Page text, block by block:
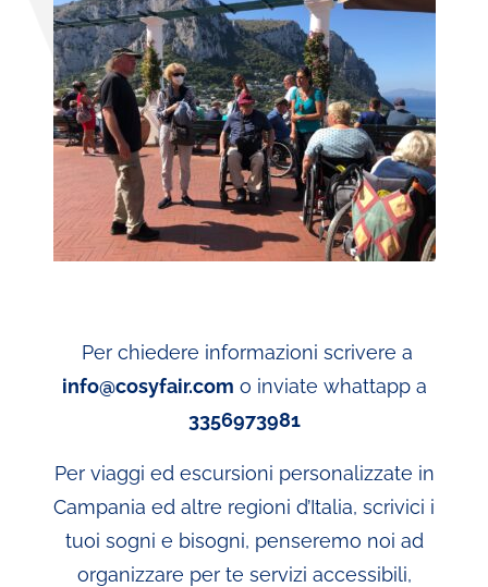
Per chiedere informazioni scrivere a
info@cosyfair.com o inviate whattapp a
3356973981
Per viaggi ed escursioni personalizzate in
Campania ed altre regioni d’Italia, scrivici i
tuoi sogni e bisogni, penseremo noi ad
organizzare per te servizi accessibili,